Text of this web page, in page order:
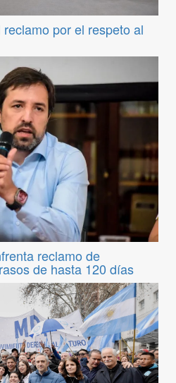
por el respeto al
reclamo de
de hasta 120 días